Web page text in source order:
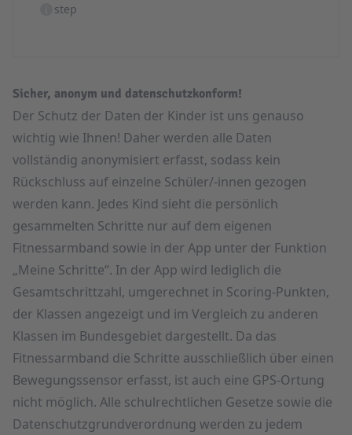
step
Sicher, anonym und datenschutzkonform!
Der Schutz der Daten der Kinder ist uns genauso
wichtig wie Ihnen! Daher werden alle Daten
vollständig anonymisiert erfasst, sodass kein
Rückschluss auf einzelne Schüler/-innen gezogen
werden kann. Jedes Kind sieht die persönlich
gesammelten Schritte nur auf dem eigenen
Fitnessarmband sowie in der App unter der Funktion
„Meine Schritte“. In der App wird lediglich die
Gesamtschrittzahl, umgerechnet in Scoring-Punkten,
der Klassen angezeigt und im Vergleich zu anderen
Klassen im Bundesgebiet dargestellt. Da das
Fitnessarmband die Schritte ausschließlich über einen
Bewegungssensor erfasst, ist auch eine GPS-Ortung
nicht möglich. Alle schulrechtlichen Gesetze sowie die
Datenschutzgrundverordnung werden zu jedem